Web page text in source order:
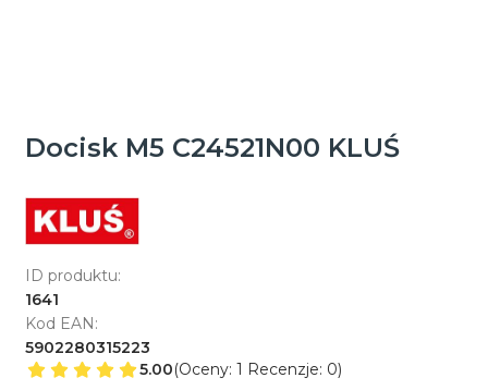
Docisk M5 C24521N00 KLUŚ
ID produktu:
1641
Kod EAN:
5902280315223
5.00(Oceny: 1 Recenzje: 0)